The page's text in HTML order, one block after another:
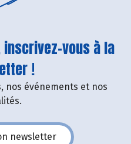
vous à la
!
nos événements et nos
newsletter